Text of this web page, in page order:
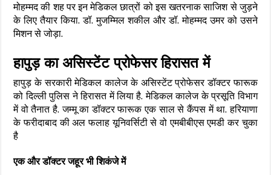
मोहम्मद की शह पर इन मेडिकल छात्रों को इस खतरनाक साजिश से जुड़ने
के लिए तैयार किया. डॉ. मुजम्मिल शकील और डॉ. मोहम्मद उमर को उसने
मिशन से जोड़ा.
हापुड़ का असिस्टेंट प्रोफेसर हिरासत में
हापुड़ के सरकारी मेडिकल कालेज के असिस्टेंट प्रोफेसर डॉक्टर फारूक
को दिल्ली पुलिस ने हिरासत में लिया है. मेडिकल कालेज के प्रसूति विभाग
में वो तैनात है. जम्मू का डॉक्टर फारूक एक साल से कैंपस में था. हरियाणा
के फरीदाबाद की अल फलाह यूनिवर्सिटी से वो एमबीबीएस एमडी कर चुका
है
एक और डॉक्टर जहूर भी शिकंजे में